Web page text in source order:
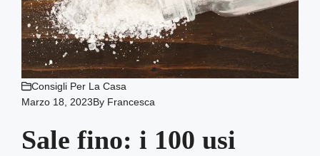
Consigli Per La Casa
Marzo 18, 2023By Francesca
Sale fino: i 100 usi